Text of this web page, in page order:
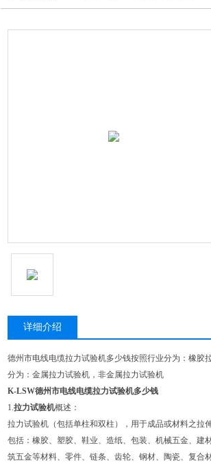
详细介绍
德州市电线电缆拉力试验机多少钱按照行业分为：橡胶
分为：金属拉力试验机，非金属拉力试验机
K-LSW德州市电线电缆拉力试验机多少钱
1.拉力试验机概述：
拉力试验机（包括单柱和双柱），用于成品或材料之
包括：橡胶、塑胶、鞋业、造纸、包装、机械五金、建
筑五金等材料、零件、链条、齿轮、钢材、陶瓷、复合